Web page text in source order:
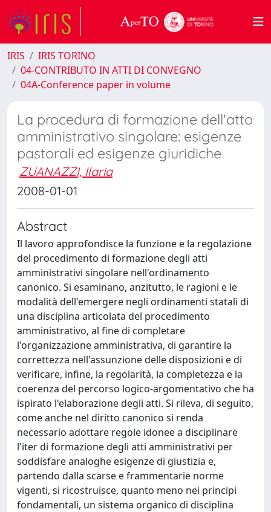
IRIS
IRIS TORINO
04-CONTRIBUTO IN ATTI DI CONVEGNO
04A-Conference paper in volume
La procedura di formazione dell'atto
amministrativo singolare: esigenze
pastorali ed esigenze giuridiche
ZUANAZZI, Ilaria
2008-01-01
Abstract
Il lavoro approfondisce la funzione e la regolazione
del procedimento di formazione degli atti
amministrativi singolare nell'ordinamento
canonico. Si esaminano, anzitutto, le ragioni e le
modalità dell'emergere negli ordinamenti statali di
una disciplina articolata del procedimento
amministrativo, al fine di completare
l'organizzazione amministrativa, di garantire la
correttezza nell'assunzione delle disposizioni e di
verificare, infine, la regolarità, la completezza e la
coerenza del percorso logico-argomentativo che ha
ispirato l'elaborazione degli atti. Si rileva, di seguito,
come anche nel diritto canonico si renda
necessario adottare regole idonee a disciplinare
l'iter di formazione degli atti amministrativi per
soddisfare analoghe esigenze di giustizia e,
partendo dalla scarse e frammentarie norme
vigenti, si ricostruisce, quanto meno nei principi
fondamentali, un sistema organico di disciplina